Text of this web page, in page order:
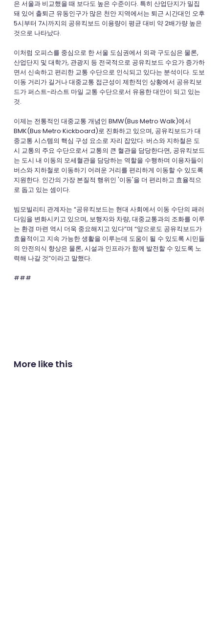
은 서울과 비교했을 때 보다도 높은 수준이다. 특히 산업단지가 밀집
돼 있어 출퇴근 유동인구가 많은 천안 지역에서는 퇴근 시간대인 오후
5시부터 7시까지의 공유킥보드 이용량이 평균 대비 약 2배가량 높은
것으로 나타났다.
이처럼 오피스를 중심으로 한 서울 도심권에서 외곽 구도심은 물론,
산업단지 및 대학가, 관광지 등 전국적으로 공유킥보드 수요가 증가하
면서 신속하고 편리한 교통 수단으로 인식되고 있다는 분석이다. 도보
이동 거리가 길거나 대중교통 접근성이 제한적인 상황에서 공유킥보
드가 퍼스트-라스트 마일 교통 수단으로서 유용한 대안이 되고 있는
것.
이제는 전통적인 대중교통 개념인 BMW(Bus·Metro·Walk)에서
BMK(Bus·Metro·Kickboard)로 진화하고 있으며, 공유킥보드가 대
중교통 시스템의 핵심 구성 요소로 자리 잡았다. 버스와 지하철은 도
시 교통의 주요 수단으로서 교통의 큰 혈관을 담당한다면, 공유킥보드
는 도시 내 이동의 모세혈관을 담당하는 역할을 수행하며 이용자들이
버스와 지하철로 이동하기 어려운 거리를 편리하게 이동할 수 있도록
지원한다. 인간의 가장 본질적 행위인 '이동'을 더 편리하고 효율적으
로 돕고 있는 셈이다.
빔모빌리티 관계자는 “공유킥보드는 현대 사회에서 이동 수단의 패러
다임을 변화시키고 있으며, 보행자와 차량, 대중교통과의 조화를 이루
는 환경 마련 역시 더욱 중요해지고 있다”며 “앞으로도 공유킥보드가
효율적이고 지속 가능한 생활을 이루는데 도움이 될 수 있도록 시민들
의 안전의식 향상은 물론, 시설과 인프라가 함께 발전할 수 있도록 노
력해 나갈 것”이라고 말했다.
###
More like this